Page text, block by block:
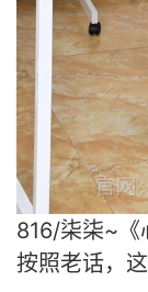
816/柒柒~《
按照老话，